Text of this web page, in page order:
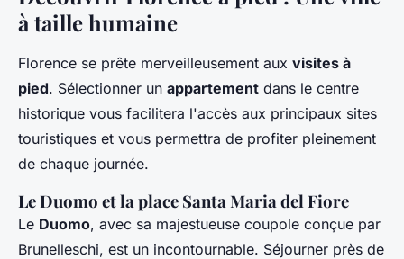
à taille humaine
Florence se prête merveilleusement aux visites à
pied. Sélectionner un appartement dans le centre
historique vous facilitera l'accès aux principaux sites
touristiques et vous permettra de profiter pleinement
de chaque journée.
Le Duomo et la place Santa Maria del Fiore
Le Duomo, avec sa majestueuse coupole conçue par
Brunelleschi, est un incontournable. Séjourner près de